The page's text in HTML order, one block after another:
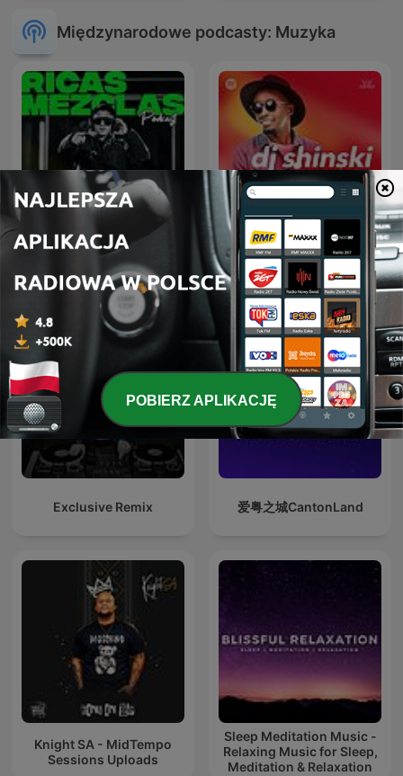
Międzynarodowe podcasty: Muzyka
RICAS MEZCLAS By DJ
RITMO
Dj Shinski New Mixes
Exclusive Remix 爱粤之城CantonLand
Knight SA - MidTempo
Sessions Uploads
Sleep Meditation Music -
Relaxing Music for Sleep,
Meditation & Relaxation
POBIERZ APLIKACJĘ